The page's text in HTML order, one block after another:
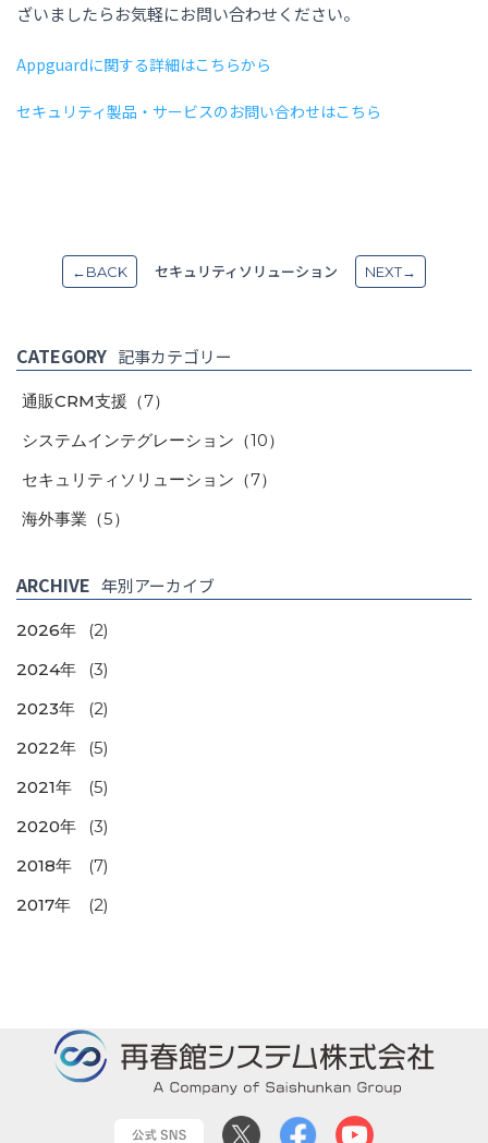
ざいましたらお気軽にお問い合わせください。
Appguardに関する詳細はこちらから
セキュリティ製品・サービスのお問い合わせはこちら
←BACK セキュリティソリューション NEXT→
CATEGORY 記事カテゴリー
通販CRM支援 （7）
システムインテグレーション （10）
セキュリティソリューション （7）
海外事業 （5）
ARCHIVE 年別アーカイブ
2026年
(2)
2024年
(3)
2023年
(2)
2022年
(5)
2021年
(5)
2020年
(3)
2018年
(7)
2017年
(2)